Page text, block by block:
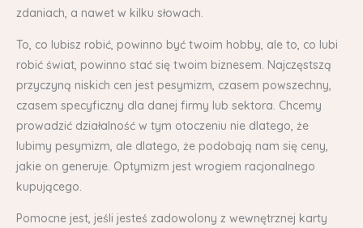
zdaniach, a nawet w kilku słowach.
To, co lubisz robić, powinno być twoim hobby, ale to, co lubi
robić świat, powinno stać się twoim biznesem. Najczęstszą
przyczyną niskich cen jest pesymizm, czasem powszechny,
czasem specyficzny dla danej firmy lub sektora. Chcemy
prowadzić działalność w tym otoczeniu nie dlatego, że
lubimy pesymizm, ale dlatego, że podobają nam się ceny,
jakie on generuje. Optymizm jest wrogiem racjonalnego
kupującego.
Pomocne jest, jeśli jesteś zadowolony z wewnętrznej karty